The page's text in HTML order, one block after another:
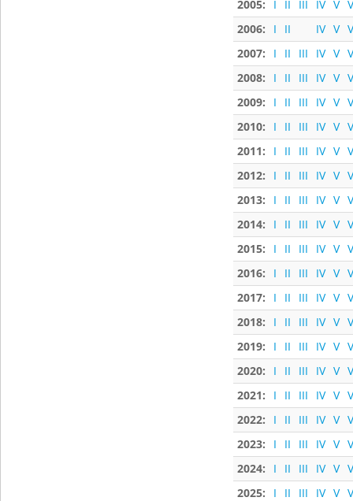
2005:
I II III IV V
2006:
I II IV V
2007:
I II III IV V
2008:
I II III IV V
2009:
I II III IV V
2010:
I II III IV V
2011:
I II III IV V
2012:
I II III IV V
2013:
I II III IV V
2014:
I II III IV V
2015:
I II III IV V
2016:
I II III IV V
2017:
I II III IV V
2018:
I II III IV V
2019:
I II III IV V
2020:
I II III IV V
2021:
I II III IV V
2022:
I II III IV V
2023:
I II III IV V
2024:
I II III IV V
2025:
I II III IV V